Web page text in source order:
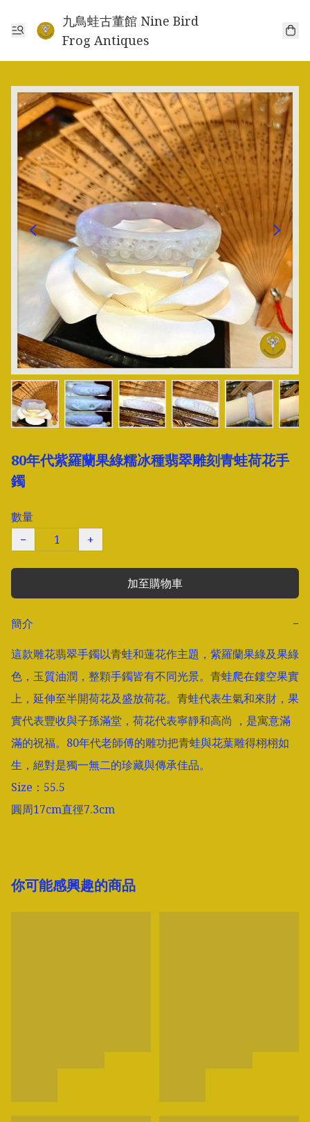
九鳥蛙古董館 Nine Bird
Frog Antiques
80年代紫羅蘭果綠糯冰種翡翠雕刻青蛙荷花手
鐲
數量
−
+
加至購物車
簡介
−
這款雕花翡翠手鐲以青蛙和蓮花作主題，紫羅蘭果綠及果綠
色，玉質油潤，整顆手鐲皆有不同光景。青蛙爬在鏤空果實
上，延伸至半開荷花及盛放荷花。青蛙代表生氣和來財，果
實代表豐收與子孫滿堂，荷花代表寧靜和高尚 ，是寓意滿
滿的祝福。80年代老師傅的雕功把青蛙與花葉雕得栩栩如
生，絕對是獨一無二的珍藏與傳承佳品。
Size：55.5
圓周17cm直徑7.3cm
你可能感興趣的商品